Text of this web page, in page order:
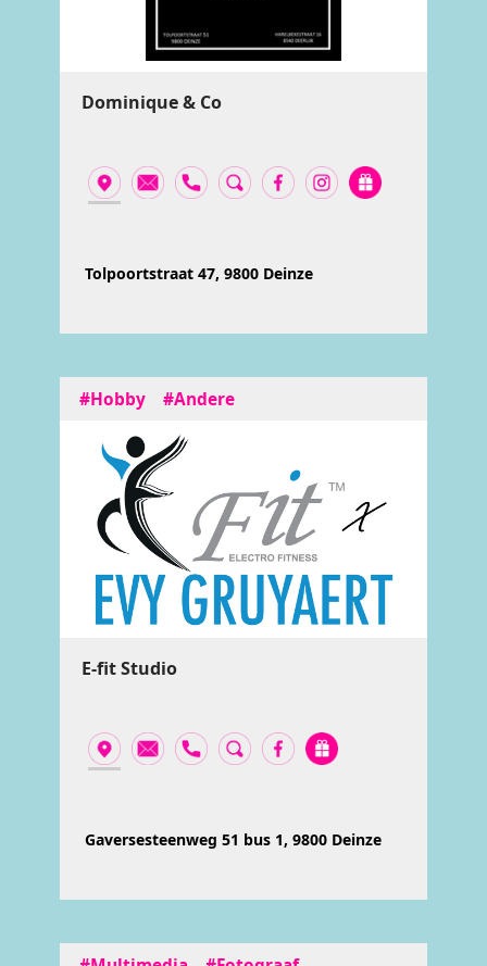
Dominique & Co
Tolpoortstraat 47, 9800 Deinze
#Hobby #Andere
E-fit Studio
Gaversesteenweg 51 bus 1, 9800 Deinze